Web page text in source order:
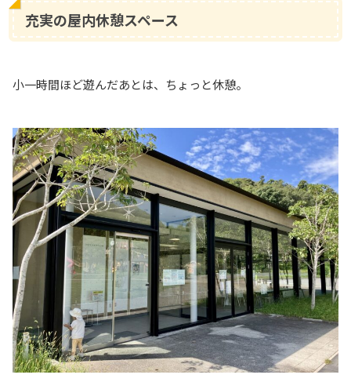
充実の屋内休憩スペース
小一時間ほど遊んだあとは、ちょっと休憩。